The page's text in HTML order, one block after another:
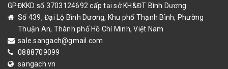
GPĐKKD số 3703124692 cấp tại sở KH&ĐT Bình Dương
Số 439, Đại Lộ Bình Dương, Khu phố Thạnh Bình, Phường
Thuận An, Thành phố Hồ Chí Minh, Việt Nam
sale.sangach@gmail.com
0888709099
sangach.vn